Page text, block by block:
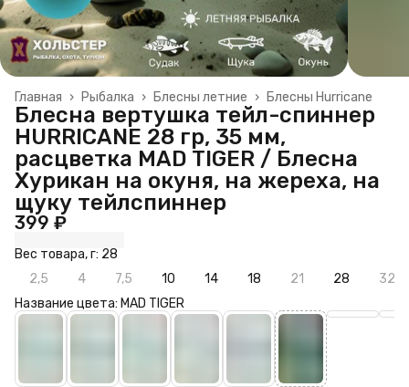
Блесны Hurricane
Блесны летние ›
Рыбалка ›
Главная ›
Блесна вертушка тейл-спиннер
HURRICANE 28 гр, 35 мм,
расцветка MAD TIGER / Блесна
Хурикан на окуня, на жереха, на
щуку тейлспиннер
399 ₽
Вес товара, г: 28
2,5
4 7,5 10 14 18 21 28
32
Название цвета: MAD TIGER